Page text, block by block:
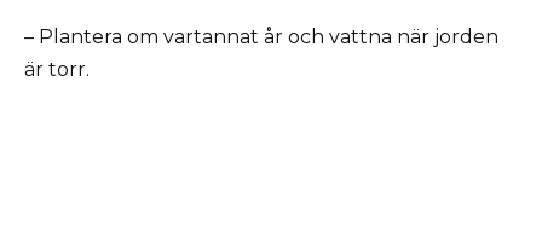
– Plantera om vartannat år och vattna när jorden
är torr.